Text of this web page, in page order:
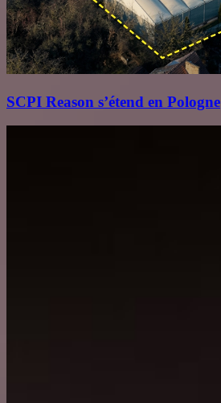
SCPI Reason s’étend en Pologne